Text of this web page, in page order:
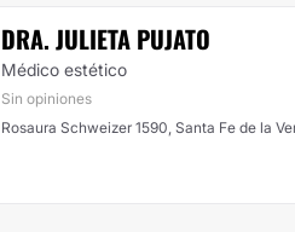
DRA. JULIETA PUJATO
Médico estético
Sin opiniones
Rosaura Schweizer 1590, Santa Fe de la